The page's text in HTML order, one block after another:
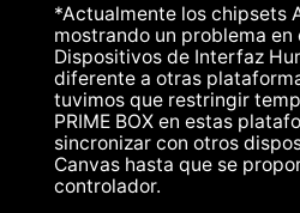
*Actualmente los chipsets
mostrando un problema en
Dispositivos de Interfaz
diferente a otras
tuvimos que restringir
PRIME BOX en estas
sincronizar con otros
Canvas hasta que se
controlador.